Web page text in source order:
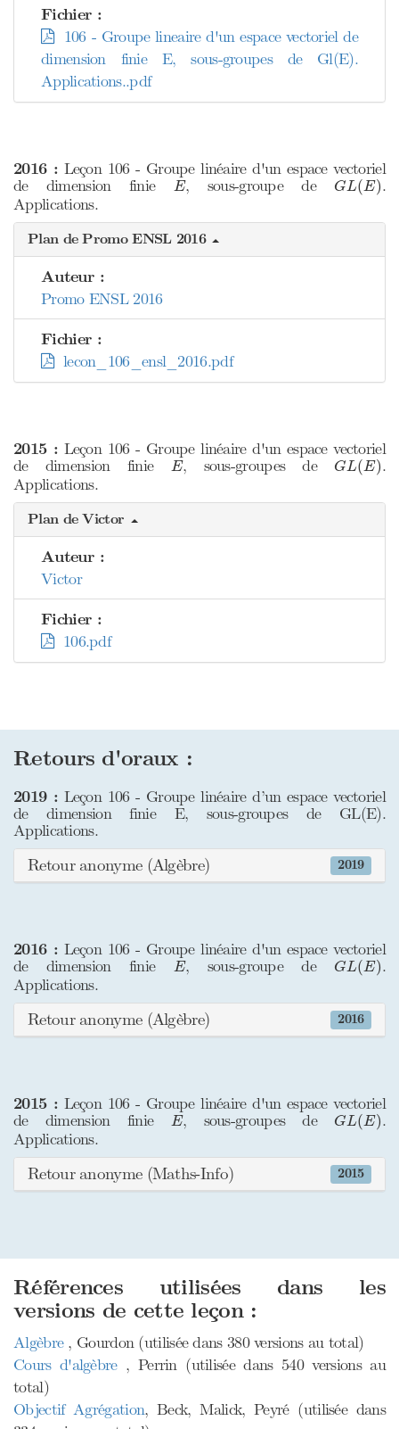
Fichier :
106 - Groupe lineaire d'un espace vectoriel de
dimension finie E, sous-groupes de Gl(E).
Applications..pdf
2016 : Leçon 106 - Groupe linéaire d'un espace vectoriel
de dimension finie
E
E, sous-groupe de GL(E)
GL(E).
Applications.
Plan de Promo ENSL 2016
Auteur :
Promo ENSL 2016
Fichier :
lecon_106_ensl_2016.pdf
2015 : Leçon 106 - Groupe linéaire d'un espace vectoriel
de dimension finie
E
E, sous-groupes de GL(E)
GL(E).
Applications.
Plan de Victor
Auteur :
Victor
Fichier :
106.pdf
Retours d'oraux :
2019 : Leçon 106 - Groupe linéaire d’un espace vectoriel
de dimension finie E, sous-groupes de GL(E).
Applications.
2019
Retour anonyme (Algèbre)
2016 : Leçon 106 - Groupe linéaire d'un espace vectoriel
de dimension finie
E
E, sous-groupe de GL(E)
GL(E).
Applications.
2016
Retour anonyme (Algèbre)
2015 : Leçon 106 - Groupe linéaire d'un espace vectoriel
de dimension finie
E
E, sous-groupes de GL(E)
GL(E).
Applications.
2015
Retour anonyme (Maths-Info)
Références utilisées dans les
versions de cette leçon :
Algèbre , Gourdon (utilisée dans 380 versions au total)
Cours d'algèbre , Perrin (utilisée dans 540 versions au
total)
Objectif Agrégation, Beck, Malick, Peyré (utilisée dans